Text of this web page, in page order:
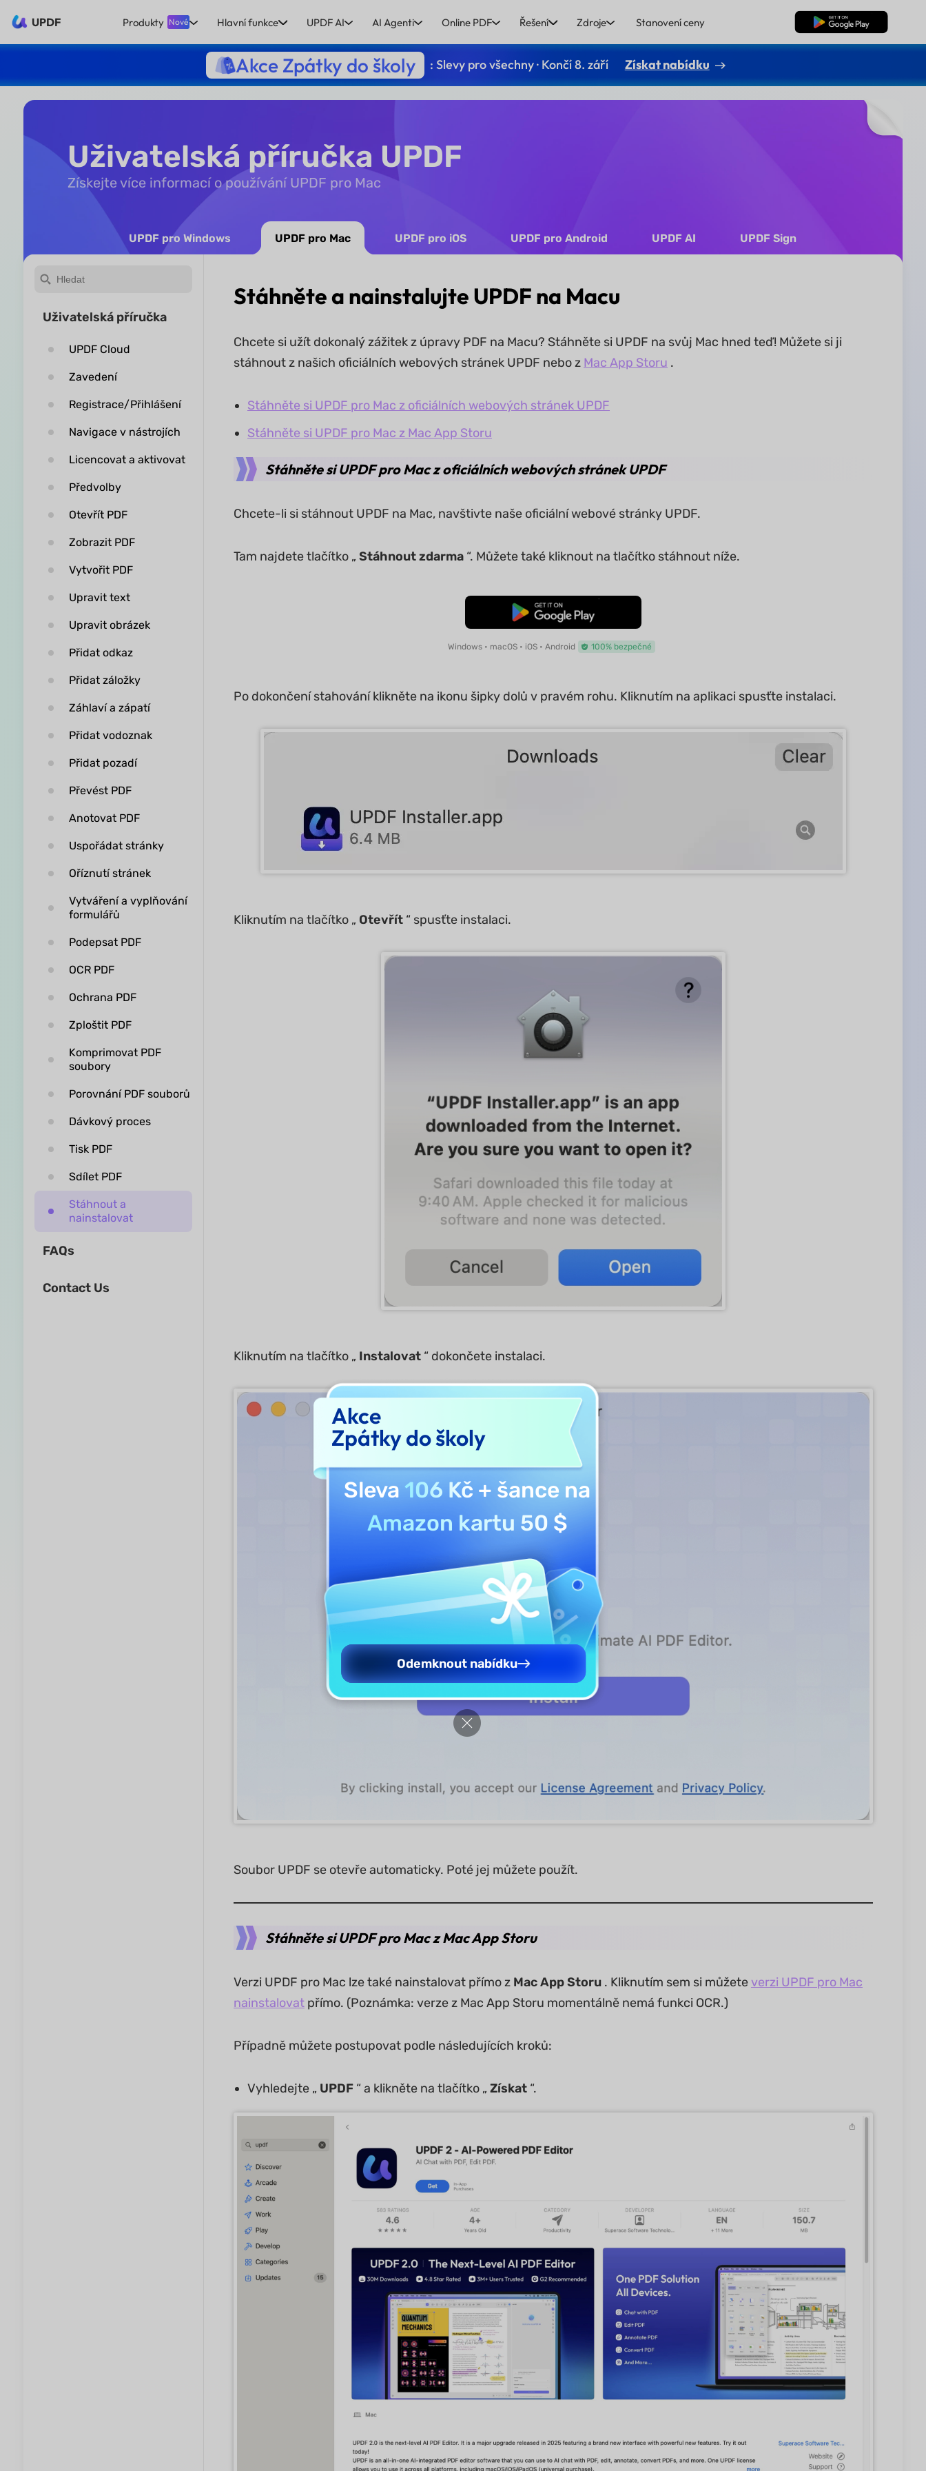
UPDF Produkty Nové Hlavní funkce UPDF AI AI Agenti Online PDF Řešení Zdroje Stanovení ceny Bezplatné stažení
Akce Zpátky do školy : Slevy pro všechny · Končí 8. září Získat nabídku
Uživatelská příručka UPDF
Získejte více informací o používání UPDF pro Mac
UPDF pro Windows UPDF pro Mac UPDF pro iOS UPDF pro Android UPDF AI UPDF Sign
Uživatelská příručka
UPDF Cloud
Zavedení
Registrace/Přihlášení
Navigace v nástrojích
Licencovat a aktivovat
Předvolby
Otevřít PDF
Zobrazit PDF
Vytvořit PDF
Upravit text
Upravit obrázek
Přidat odkaz
Přidat záložky
Záhlaví a zápatí
Přidat vodoznak
Přidat pozadí
Převést PDF
Anotovat PDF
Uspořádat stránky
Oříznutí stránek
Vytváření a vyplňování
formulářů
Podepsat PDF
OCR PDF
Ochrana PDF
Zploštit PDF
Komprimovat PDF
soubory
Porovnání PDF souborů
Dávkový proces
Tisk PDF
Sdílet PDF
Stáhnout a
nainstalovat
FAQs
Contact Us
Stáhněte a nainstalujte UPDF na Macu
Chcete si užít dokonalý zážitek z úpravy PDF na Macu? Stáhněte si UPDF na svůj Mac hned teď! Můžete si ji
stáhnout z našich oficiálních webových stránek UPDF nebo z Mac App Storu .
Stáhněte si UPDF pro Mac z oficiálních webových stránek UPDF
Stáhněte si UPDF pro Mac z Mac App Storu
Stáhněte si UPDF pro Mac z oficiálních webových stránek UPDF
Chcete-li si stáhnout UPDF na Mac, navštivte naše oficiální webové stránky UPDF.
Tam najdete tlačítko „ Stáhnout zdarma“. Můžete také kliknout na tlačítko stáhnout níže.
Bezplatné stažení
Windows • macOS • iOS • Android 100% bezpečné
Po dokončení stahování klikněte na ikonu šipky dolů v pravém rohu. Kliknutím na aplikaci spusťte instalaci.
Kliknutím na tlačítko „ Otevřít“ spusťte instalaci.
Kliknutím na tlačítko „ Instalovat“ dokončete instalaci.
Soubor UPDF se otevře automaticky. Poté jej můžete použít.
Stáhněte si UPDF pro Mac z Mac App Storu
Verzi UPDF pro Mac lze také nainstalovat přímo z Mac App Storu. Kliknutím sem si můžeteverzi UPDF pro Mac
nainstalovatpřímo. (Poznámka: verze z Mac App Storu momentálně nemá funkci OCR.)
Případně můžete postupovat podle následujících kroků:
Vyhledejte „ UPDF“ a klikněte na tlačítko „ Získat“.
Akce
Zpátky do školy
Sleva 106 Kč + šance na
Amazon kartu 50 $
Odemknout nabídku